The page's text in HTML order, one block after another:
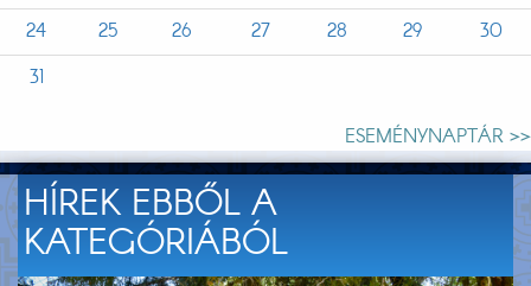
24
25 26 27 28 29
30
31
ESEMÉNYNAPTÁR >>
HÍREK EBBŐL A
KATEGÓRIÁBÓL